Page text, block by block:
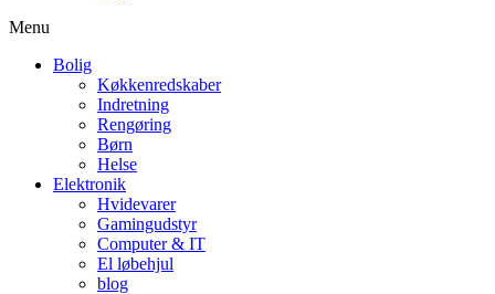
Menu
Bolig
Køkkenredskaber
Indretning
Rengøring
Børn
Helse
Elektronik
Hvidevarer
Gamingudstyr
Computer & IT
El løbehjul
blog